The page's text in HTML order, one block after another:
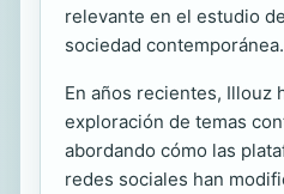
relevante en el estudio
sociedad contemporánea.
En años recientes, Illouz
exploración de temas
abordando cómo las
redes sociales han